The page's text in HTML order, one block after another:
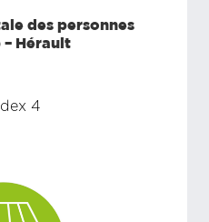
des personnes
– Hérault
4